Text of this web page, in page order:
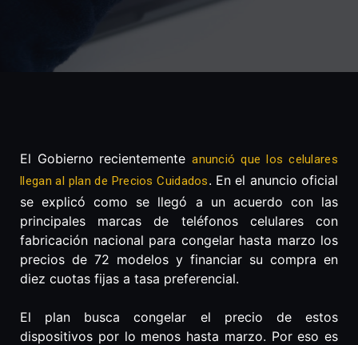
El Gobierno recientementeanunció que los celulares
llegan al plan de Precios Cuidados. En el anuncio oficial
se explicó como se llegó a un acuerdo con las
principales marcas de teléfonos celulares con
fabricación nacional para congelar hasta marzo los
precios de 72 modelos y financiar su compra en
diez cuotas fijas a tasa preferencial.
El plan busca congelar el precio de estos
dispositivos por lo menos hasta marzo. Por eso es